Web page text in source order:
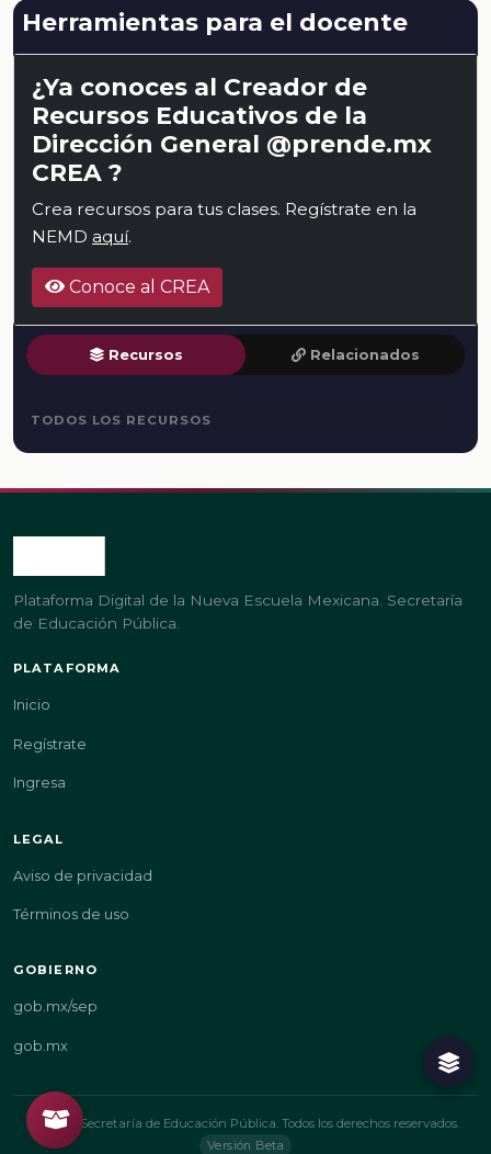
Herramientas para el docente
¿Ya conoces al Creador de
Recursos Educativos de la
Dirección General @prende.mx
CREA ?
Crea recursos para tus clases. Regístrate en la
NEMD aquí.
Conoce al CREA
Recursos Relacionados
TODOS LOS RECURSOS
Plataforma Digital de la Nueva Escuela Mexicana. Secretaría
de Educación Pública.
PLATAFORMA
Inicio
Regístrate
Ingresa
LEGAL
Aviso de privacidad
Términos de uso
GOBIERNO
gob.mx/sep
gob.mx
© 2026 Secretaría de Educación Pública. Todos los derechos reservados.
Versión Beta